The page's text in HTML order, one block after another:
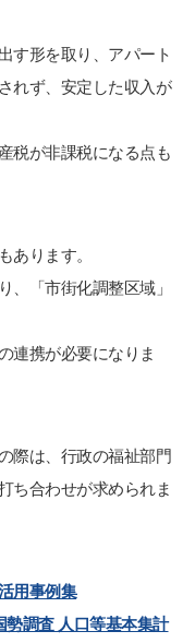
す形を取り、アパート
れず、安定した収入が
税が非課税になる点も
ります。
、「市街化調整区域」
連携が必要になりま
際は、行政の福祉部門
ち合わせが求められま
用事例集
調査 人口等基本集計